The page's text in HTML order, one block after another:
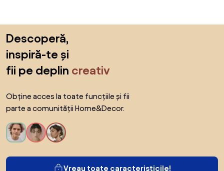
Descoperă,
inspiră-te și
fii pe deplin creativ
Obține acces la toate funcțiile și fii
parte a comunității Home&Decor.
Vreau toate caracteristicile!